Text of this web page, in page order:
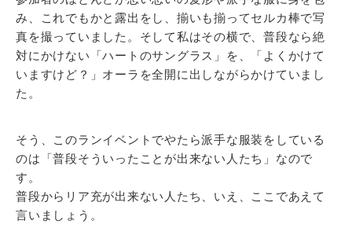
み、これでもかと露出をし、揃いも揃ってセルカ棒で写
真を撮っていました。そして私はその横で、普段なら絶
対にかけない「ハートのサングラス」を、「よくかけて
いますけど？」オーラを全開に出しながらかけていまし
た。
そう、このランイベントでやたら派手な服装をしている
のは「普段そういったことが出来ない人たち」なので
す。
普段からリア充が出来ない人たち、いえ、ここであえて
言いましょう。